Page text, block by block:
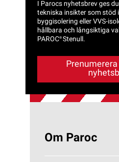
I Parocs nyhetsbrev ges
tekniska insikter som stöd
byggisolering eller
hållbara och långsiktiga
PAROC®Stenull.
Om Paroc